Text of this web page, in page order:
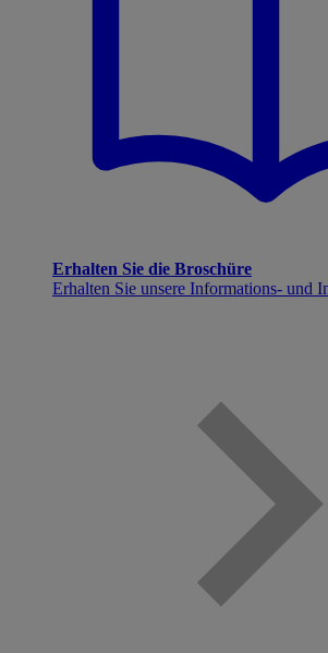
Erhalten Sie die Broschüre
Erhalten Sie unsere Informations- und